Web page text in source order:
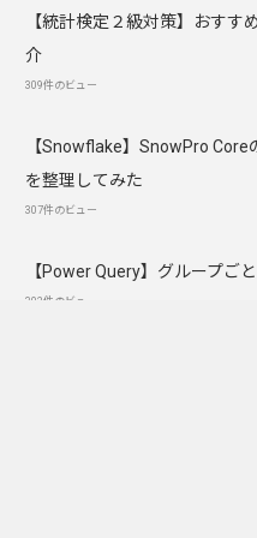
【統計検定２級対策】おす
介
309件のビュー
【Snowflake】SnowPro
を整理してみた
307件のビュー
【Power Query】グループご
302件のビュー